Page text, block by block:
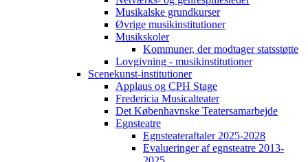
Musikalske grundkurser
Øvrige musikinstitutioner
Musikskoler
Kommuner, der modtager statsstøtte
Lovgivning - musikinstitutioner
Scenekunst-institutioner
Applaus og CPH Stage
Fredericia Musicalteater
Det Københavnske Teatersamarbejde
Egnsteatre
Egnsteateraftaler 2025-2028
Evalueringer af egnsteatre 2013-